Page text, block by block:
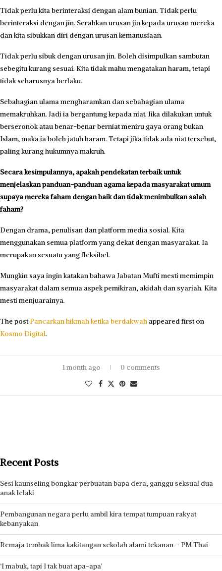
Tidak perlu kita berinteraksi dengan alam bunian. Tidak perlu
berinteraksi dengan jin. Serahkan urusan jin kepada urusan mereka
dan kita sibukkan diri dengan urusan kemanusiaan.
Tidak perlu sibuk dengan urusan jin. Boleh disimpulkan sam­butan
sebegitu kurang sesuai. Kita tidak mahu mengatakan haram, tetapi
tidak seharusnya berlaku.
Sebahagian ulama meng­ha­ram­kan dan sebahagian ulama
memakruhkan. Jadi ia bergantung kepada niat. Jika dilakukan untuk
berseronok atau benar-benar berniat meniru gaya orang bukan
Islam, maka ia boleh jatuh haram. Tetapi jika tidak ada niat tersebut,
paling kurang hukum­nya makruh.
Secara kesimpulannya, apakah pendekatan terbaik untuk
menjelaskan panduan-panduan agama kepada masyarakat umum
supaya mereka faham dengan baik dan tidak menimbulkan salah
faham?
Dengan drama, penulisan dan platform media sosial. Kita
menggunakan semua platform yang dekat dengan masyarakat. Ia
me­rupakan sesuatu yang fleksibel.
Mungkin saya ingin katakan bahawa Jabatan Mufti mesti memimpin
masyarakat dalam semua aspek pemikiran, akidah dan syariah. Kita
mesti menjua­rainya.
The postPancarkan hikmah ketika berdakwah appeared first on
Kosmo Digital.
1 month ago 0 comments
Recent Posts
Sesi kaunseling bongkar perbuatan bapa dera, ganggu seksual dua
anak lelaki
Pembangunan negara perlu ambil kira tempat tumpuan rakyat
kebanyakan
Remaja tembak lima kakitangan sekolah alami tekanan – PM Thai
‘I mabuk, tapi I tak buat apa-apa’